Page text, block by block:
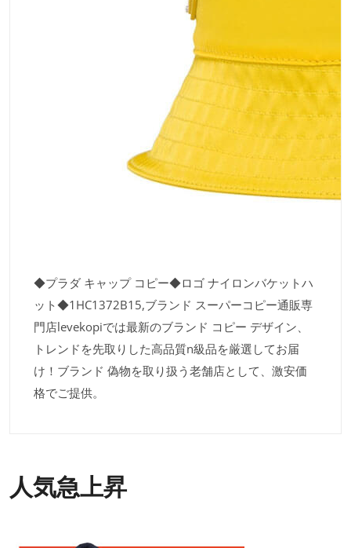
◆プラダ キャップ コピー◆ロゴ ナイロンバケットハ
ット◆1HC1372B15,ブランド スーパーコピー通販専
門店levekopiでは最新のブランド コピー デザイン、
トレンドを先取りした高品質n級品を厳選してお届
け！ブランド 偽物を取り扱う老舗店として、激安価
格でご提供。
人気急上昇